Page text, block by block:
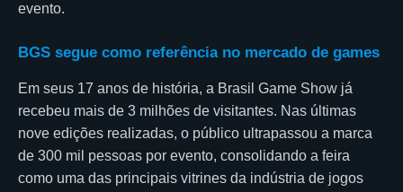
evento.
BGS segue como referência no mercado de games
Em seus 17 anos de história, a Brasil Game Show já
recebeu mais de 3 milhões de visitantes. Nas últimas
nove edições realizadas, o público ultrapassou a marca
de 300 mil pessoas por evento, consolidando a feira
como uma das principais vitrines da indústria de jogos